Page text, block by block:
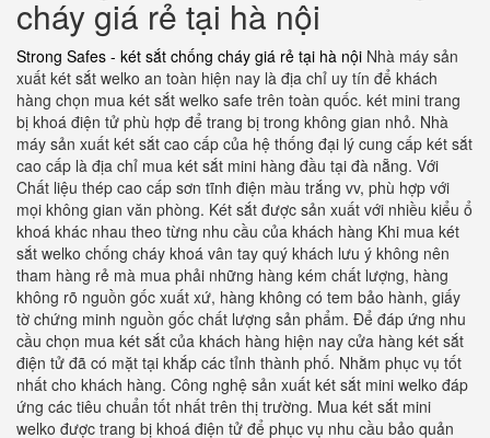
cháy giá rẻ tại hà nội
Strong Safes - két sắt chống cháy giá rẻ tại hà nội Nhà máy sản
xuất két sắt welko an toàn hiện nay là địa chỉ uy tín để khách
hàng chọn mua két sắt welko safe trên toàn quốc. két mini trang
bị khoá điện tử phù hợp để trang bị trong không gian nhỏ. Nhà
máy sản xuất két sắt cao cấp của hệ thống đại lý cung cấp két sắt
cao cấp là địa chỉ mua két sắt mini hàng đầu tại đà nẵng. Với
Chất liệu thép cao cấp sơn tĩnh điện màu trắng vv, phù hợp với
mọi không gian văn phòng. Két sắt được sản xuất với nhiều kiểu ổ
khoá khác nhau theo từng nhu cầu của khách hàng Khi mua két
sắt welko chống cháy khoá vân tay quý khách lưu ý không nên
tham hàng rẻ mà mua phải những hàng kém chất lượng, hàng
không rõ nguồn gốc xuất xứ, hàng không có tem bảo hành, giấy
tờ chứng minh nguồn gốc chất lượng sản phẩm. Để đáp ứng nhu
cầu chọn mua két sắt của khách hàng hiện nay cửa hàng két sắt
điện tử đã có mặt tại khắp các tỉnh thành phố. Nhằm phục vụ tốt
nhất cho khách hàng. Công nghệ sản xuất két sắt mini welko đáp
ứng các tiêu chuẩn tốt nhất trên thị trường. Mua két sắt mini
welko được trang bị khoá điện tử để phục vụ nhu cầu bảo quản